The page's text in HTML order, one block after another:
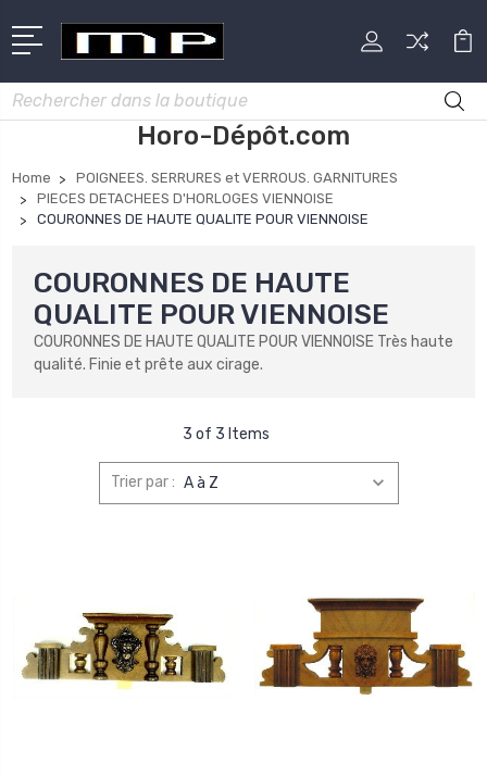
Rechercher
Horo-Dépôt.com
Home
POIGNEES. SERRURES et VERROUS. GARNITURES
PIECES DETACHEES D'HORLOGES VIENNOISE
COURONNES DE HAUTE QUALITE POUR VIENNOISE
COURONNES DE HAUTE
QUALITE POUR VIENNOISE
COURONNES DE HAUTE QUALITE POUR VIENNOISE Très haute
qualité. Finie et prête aux cirage.
3 of 3 Items
Trier par :